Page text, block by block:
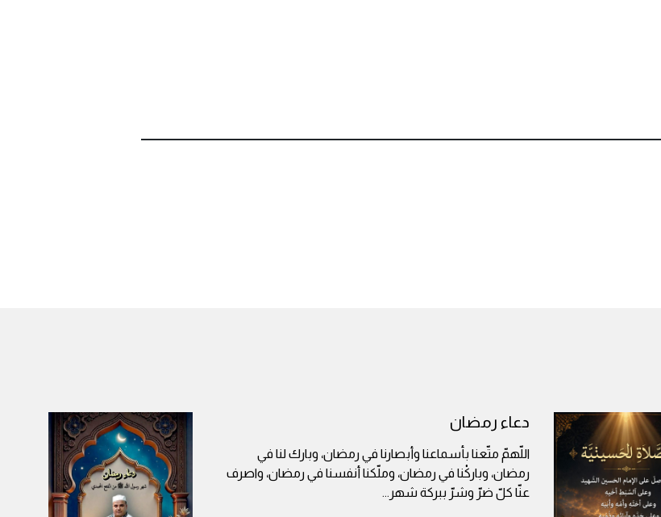
دعاء رمضان
اللّهمّ متّعنا بأسماعنا وأبصارنا في رمضان، وبارك لنا في
رمضان، وباركْنا في رمضان، وملّكنا أنفسنا في رمضان، واصرف
عنّا كلّ ضرّ وشرّ ببركة شهر ...